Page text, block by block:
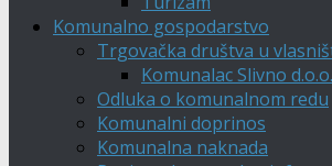
Komunalno gospodarstvo
Trgovačka društva u
Komunalac Slivno d.o.o.
Odluka o komunalnom redu
Komunalni doprinos
Komunalna naknada